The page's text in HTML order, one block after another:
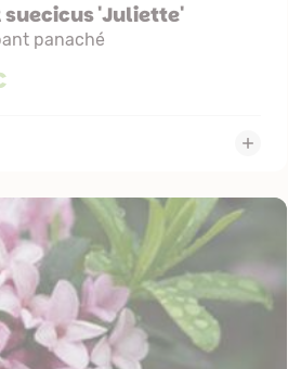
suecicus 'Juliette'
panaché